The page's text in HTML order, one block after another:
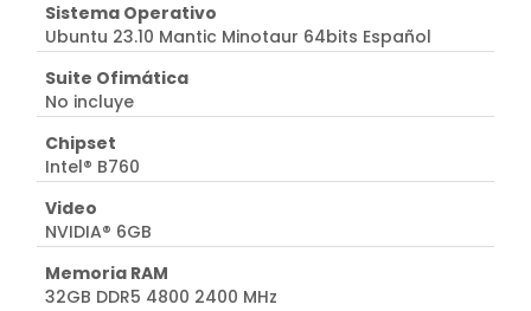
Sistema Operativo
Ubuntu 23.10 Mantic Minotaur 64bits Español
Suite Ofimática
No incluye
Chipset
Intel® B760
Video
NVIDIA® 6GB
Memoria RAM
32GB DDR5 4800 2400 MHz